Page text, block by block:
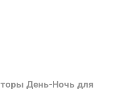
День-Ночь для